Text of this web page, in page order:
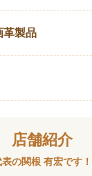
革製品
店舗紹介
の関根 有宏です！